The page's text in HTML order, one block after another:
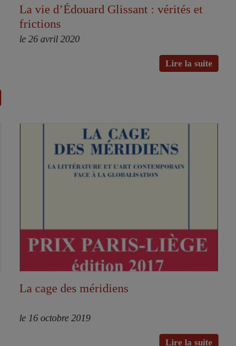
La vie d’Édouard Glissant : vérités et
frictions
le 26 avril 2020
Lire la suite
La cage des méridiens
le 16 octobre 2019
Lire la suite